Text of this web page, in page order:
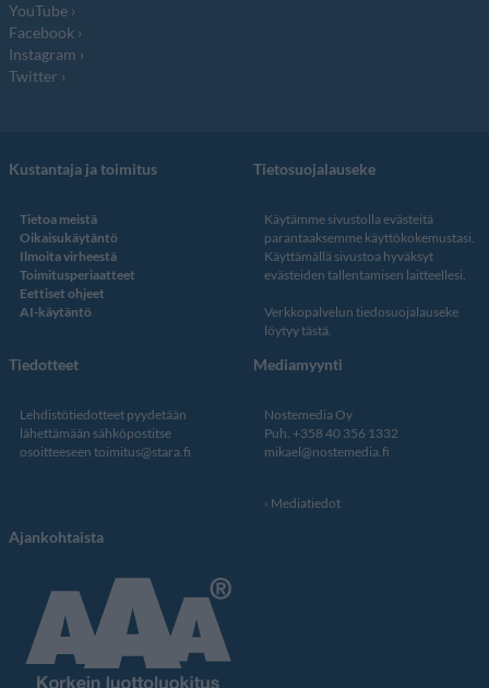
YouTube
Facebook
Instagram
Twitter
Kustantaja ja toimitus
Tietoa meistä
Oikaisukäytäntö
Ilmoita virheestä
Toimitusperiaatteet
Eettiset ohjeet
AI-käytäntö
Tietosuojalauseke
Käytämme sivustolla evästeitä
parantaaksemme käyttökokemustasi.
Käyttämällä sivustoa hyväksyt
evästeiden tallentamisen laitteellesi.
Verkkopalvelun tiedosuojalauseke
löytyy tästä.
Tiedotteet
Lehdistötiedotteet pyydetään
lähettämään sähköpostitse
osoitteeseen toimitus@stara.fi
Mediamyynti
Nostemedia Oy
Puh. +358 40 356 1332
mikael@nostemedia.fi
Mediatiedot
Ajankohtaista